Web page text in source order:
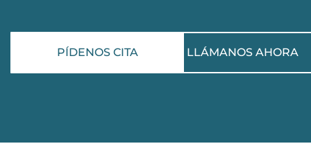
PÍDENOS CITA LLÁMANOS AHORA